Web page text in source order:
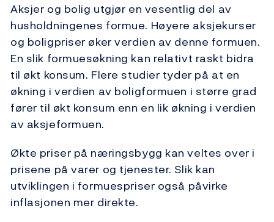
Aksjer og bolig utgjør en vesentlig del av
husholdningenes formue. Høyere aksjekurser
og boligpriser øker verdien av denne formuen.
En slik formuesøkning kan relativt raskt bidra
til økt konsum. Flere studier tyder på at en
økning i verdien av boligformuen i større grad
fører til økt konsum enn en lik økning i verdien
av aksjeformuen.
Økte priser på næringsbygg kan veltes over i
prisene på varer og tjenester. Slik kan
utviklingen i formuespriser også påvirke
inflasjonen mer direkte.